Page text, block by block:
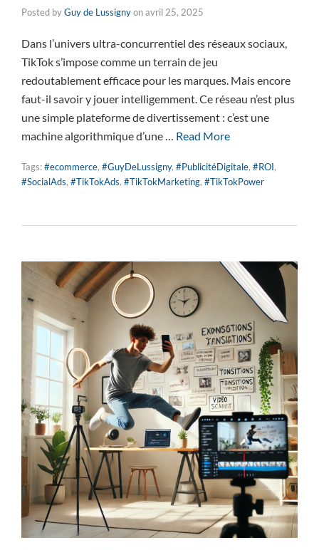
Posted byGuy de Lussignyonavril 25, 2025
Dans l’univers ultra-concurrentiel des réseaux sociaux,
TikTok s’impose comme un terrain de jeu
redoutablement efficace pour les marques. Mais encore
faut-il savoir y jouer intelligemment. Ce réseau n’est plus
une simple plateforme de divertissement : c’est une
machine algorithmique d’une … Read More
Tags:#ecommerce, #GuyDeLussigny, #PublicitéDigitale, #ROI,
#SocialAds, #TikTokAds, #TikTokMarketing, #TikTokPower